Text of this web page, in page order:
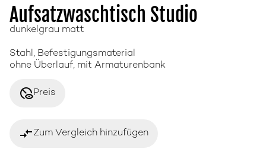
Aufsatzwaschtisch Studio
dunkelgrau matt
Stahl, Befestigungsmaterial
ohne Überlauf, mit Armaturenbank
disabled_visiblePreis
compare_arrowsZum Vergleich hinzufügen